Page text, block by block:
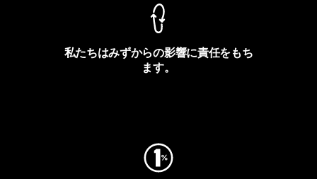
私たちはみずからの影響に責任をもち
ます。